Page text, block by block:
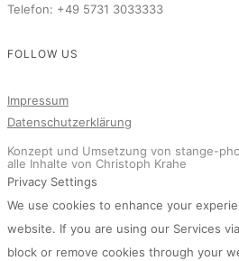
Telefon: +49 5731 3033333
FOLLOW US
Impressum
Datenschutzerklärung
Konzept und Umsetzung von stange-
alle Inhalte von Christoph Krahe
Privacy Settings
We use cookies to enhance your
website. If you are using our Services
block or remove cookies through your